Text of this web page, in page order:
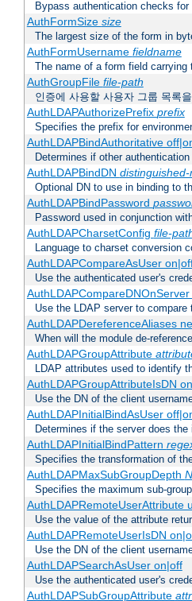
Bypass authentication checks
AuthFormSize size
The largest size of the form in
AuthFormUsername fieldname
The name of a form field carrying
AuthGroupFile file-path
인증에 사용할 사용자 그룹 목록
AuthLDAPAuthorizePrefix prefix
Specifies the prefix for
AuthLDAPBindAuthoritative
Determines if other
AuthLDAPBindDN
Optional DN to use in binding to
AuthLDAPBindPassword
Password used in conjunction
AuthLDAPCharsetConfig file-
Language to charset conversion
AuthLDAPCompareAsUser
Use the authenticated user's
Use the LDAP server to compare
AuthLDAPDereferenceAliases
When will the module de-
AuthLDAPGroupAttribute
LDAP attributes used to identify
AuthLDAPGroupAttributeIsDN
Use the DN of the client
AuthLDAPInitialBindAsUser
Determines if the server does
AuthLDAPInitialBindPattern
Specifies the transformation of
AuthLDAPMaxSubGroupDepth
Specifies the maximum sub-
AuthLDAPRemoteUserAttribute
Use the value of the attribute
AuthLDAPRemoteUserIsDN
Use the DN of the client
AuthLDAPSearchAsUser on|off
Use the authenticated user's
AuthLDAPSubGroupAttribute